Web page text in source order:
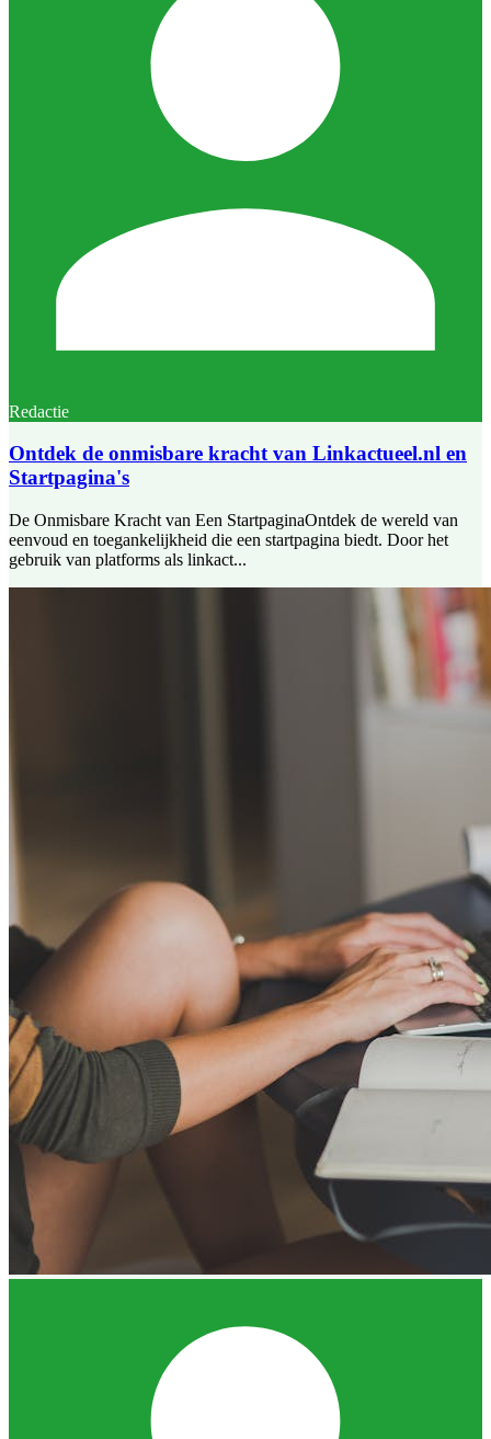
Redactie
Ontdek de onmisbare kracht van Linkactueel.nl en
Startpagina's
De Onmisbare Kracht van Een StartpaginaOntdek de wereld van
eenvoud en toegankelijkheid die een startpagina biedt. Door het
gebruik van platforms als linkact...